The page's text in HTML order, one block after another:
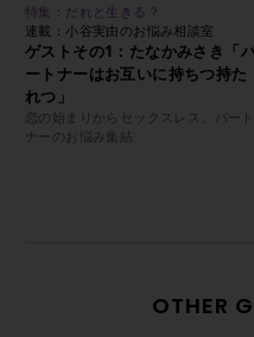
特集：だれと生きる？
連載：小谷実由のお悩み相談室
ゲストその1：たなかみさき「
ートナーはお互いに持ちつ持た
れつ」
恋の始まりからセックスレス。パート
ナーのお悩み集結
OTHER